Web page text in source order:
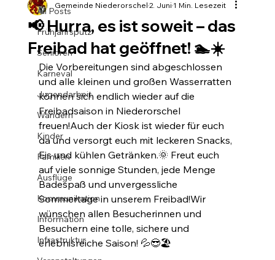
All Posts
Frühjahrsputz
Senioren
Karneval
Jugendarbeit
Wandern
Kinder
Familien
Ausflüge
Kommunikation
Information
Infrastruktur
📢 Hurra, es ist soweit – das
Freibad hat geöffnet! 🏊☀️
Gemeinde Niederorschel2. Juni1 Min. Lesezeit
Die Vorbereitungen sind abgeschlossen
und alle kleinen und großen Wasserratten
können sich endlich wieder auf die
Freibadsaison in Niederorschel
freuen!Auch der Kiosk ist wieder für euch
da und versorgt euch mit leckeren Snacks,
Eis und kühlen Getränken.🌞 Freut euch
auf viele sonnige Stunden, jede Menge
Badespaß und unvergessliche
Sommertage in unserem Freibad!Wir
wünschen allen Besucherinnen und
Besuchern eine tolle, sichere und
erlebnisreiche Saison! 💦😎🏖️